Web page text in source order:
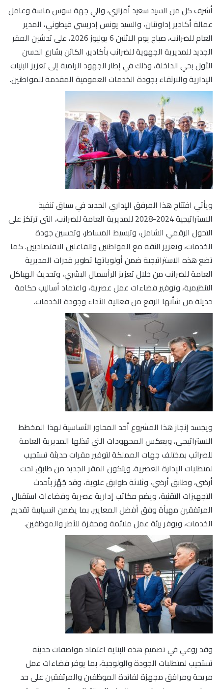
أشرف كل من السيد سعيد أمزازي، والي جهة سوس ماسة وعامل
عمالة أكادير إداوتنان، والسيد يونس إدريسي قيطوني، المدير
العام للضرائب، صباح يوم الاثنين 6 يوليوز 2026، على تدشين المقر
الجديد للمديرية الجهوية للضرائب بأكادير، الكائن بشارع الحسن
الأول بحي الداخلة، وذلك في إطار الجهود الرامية إلى تعزيز البنيات
الإدارية والارتقاء بجودة الخدمات العمومية المقدمة للمواطنين.
ويأتي افتتاح هذا المرفق الإداري الجديد في سياق تنفيذ
الاستراتيجية 2024-2028 للمديرية العامة للضرائب، التي ترتكز على
التحول الرقمي الشامل، وتبسيط المساطر، وتحسين جودة
الخدمات، وتعزيز الثقة مع المواطنين والفاعلين الاقتصاديين. كما
تضع هذه الاستراتيجية ضمن أولوياتها تطوير قدرات المديرية
العامة للضرائب من خلال تعزيز الرأسمال البشري، وتحديث الهياكل
التنظيمية، وتوفير فضاءات عمل عصرية، واعتماد أساليب حكامة
حديثة من شأنها الرفع من فعالية الأداء وجودة الخدمات.
ويجسد إنجاز هذا المشروع أحد المحاور الأساسية لهذا المخطط
الاستراتيجي، ويعكس المجهودات التي تبذلها المديرية العامة
للضرائب بمختلف جهات المملكة لتوفير مقرات حديثة تستجيب
لمتطلبات الإدارة العصرية. ويتكون المقر الجديد من طابق تحت
أرضي، وطابق أرضي، وثلاثة طوابق علوية، وقد جُهِّز بأحدث
التجهيزات التقنية، ويضم مكاتب إدارية عصرية وفضاءات استقبال
المرتفقين مهيأة وفق أفضل المعايير، بما يضمن انسيابية تقديم
الخدمات، ويوفر بيئة عمل ملائمة ومحفزة للأطر والموظفين.
وقد روعي في تصميم هذه البناية اعتماد مواصفات حديثة
تستجيب لمتطلبات الجودة والولوجية، بما يوفر فضاءات عمل
مريحة ومرافق مجهزة لفائدة الموظفين والمرتفقين على حد